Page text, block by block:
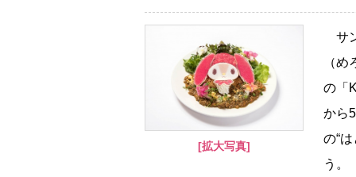
[拡大写真]
サ
（
の「
から
の“
う。